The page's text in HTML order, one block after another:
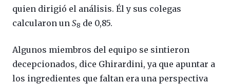
quien dirigió el análisis. Él y sus colegas
calcularon un S8 de 0,85.
Algunos miembros del equipo se sintieron
decepcionados, dice Ghirardini, ya que apuntar a
los ingredientes que faltan era una perspectiva